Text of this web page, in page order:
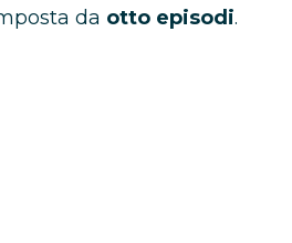
da otto episodi.